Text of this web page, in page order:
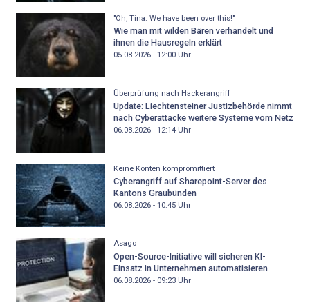
"Oh, Tina. We have been over this!"
Wie man mit wilden Bären verhandelt und
ihnen die Hausregeln erklärt
05.08.2026 - 12:00Uhr
Überprüfung nach Hackerangriff
Update: Liechtensteiner Justizbehörde nimmt
nach Cyberattacke weitere Systeme vom Netz
06.08.2026 - 12:14Uhr
Keine Konten kompromittiert
Cyberangriff auf Sharepoint-Server des
Kantons Graubünden
06.08.2026 - 10:45Uhr
Asago
Open-Source-Initiative will sicheren KI-
Einsatz in Unternehmen automatisieren
06.08.2026 - 09:23Uhr